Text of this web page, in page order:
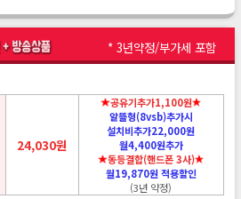
* 3년약정/부가세 포함
24,030원
공유기추가1,100원
알뜰형(8vsb)추가시
설치비추가22,000원
월4,400원추가
동등결합(핸드폰 3사)
월19,870원 적용할인
(3년 약정)